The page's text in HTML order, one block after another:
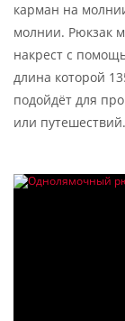
карман на
молнии. Рюкзак
накрест с
длина которой
подойдёт для
или путешествий.